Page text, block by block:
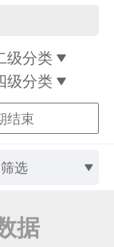
级分类
级分类
筛选
据